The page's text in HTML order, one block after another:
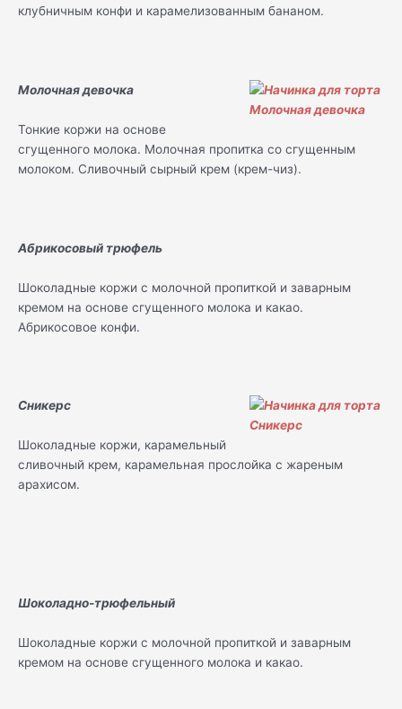
клубничным конфи и карамелизованным бананом.
Молочная девочка
Тонкие коржи на основе
сгущенного молока. Молочная пропитка со сгущенным
молоком. Сливочный сырный крем (крем-чиз).
Абрикосовый трюфель
Шоколадные коржи с молочной пропиткой и заварным
кремом на основе сгущенного молока и какао.
Абрикосовое конфи.
Сникерс
Шоколадные коржи, карамельный
сливочный крем, карамельная прослойка с жареным
арахисом.
Шоколадно-трюфельный
Шоколадные коржи с молочной пропиткой и заварным
кремом на основе сгущенного молока и какао.